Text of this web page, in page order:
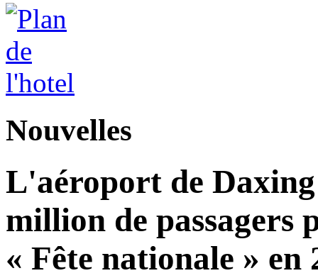
Nouvelles
L'aéroport de
million de passagers
« Fête nationale » en